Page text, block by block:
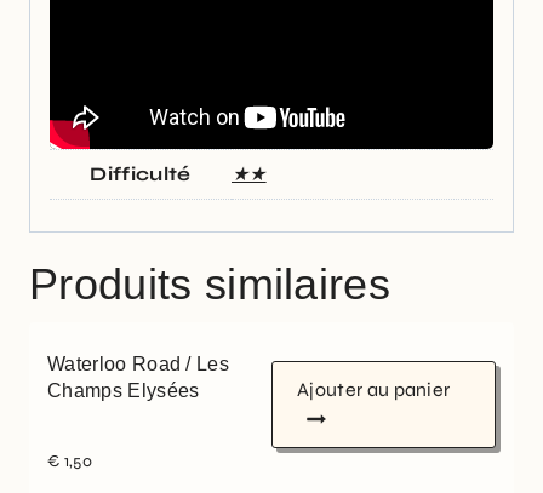
Difficulté ★★
Produits similaires
Waterloo Road / Les
Champs Elysées
€ 1,50
Ajouter au panier